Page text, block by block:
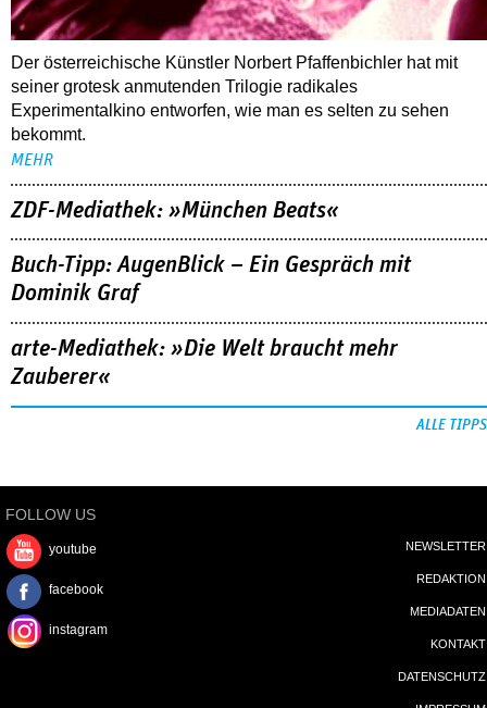
Der österreichische Künstler Norbert Pfaffenbichler hat mit
seiner grotesk anmutenden Trilogie radikales
Experimentalkino entworfen, wie man es selten zu sehen
bekommt.
MEHR
ZDF-Mediathek: »München Beats«
Buch-Tipp: AugenBlick – Ein Gespräch mit
Dominik Graf
arte-Mediathek: »Die Welt braucht mehr
Zauberer«
ALLE TIPPS
FOLLOW US
youtube
facebook
instagram
NEWSLETTER
REDAKTION
MEDIADATEN
KONTAKT
DATENSCHUTZ